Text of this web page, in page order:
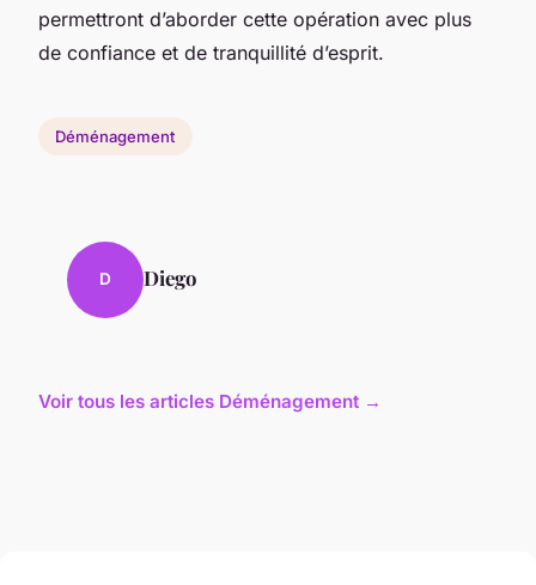
permettront d’aborder cette opération avec plus
de confiance et de tranquillité d’esprit.
Déménagement
D Diego
Voir tous les articles Déménagement →